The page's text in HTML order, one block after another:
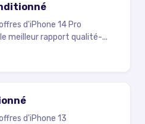
d'iPhone 14 Pro
meilleur rapport qualité-...
d'iPhone 13